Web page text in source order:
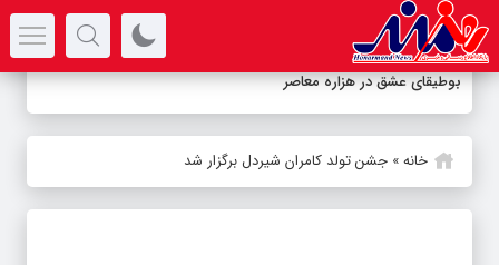
بوطیقای عشق در هزاره معاصر
خانه» جشن تولد کامران شیردل برگزار شد